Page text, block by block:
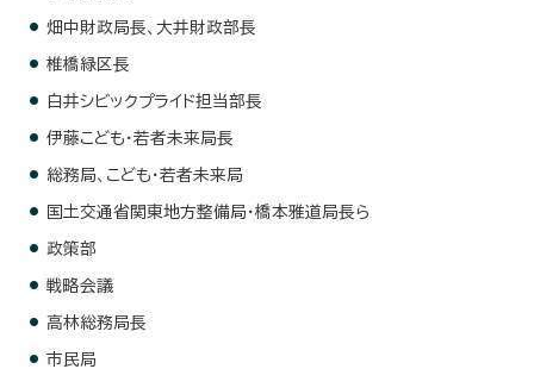
畑中財政局長、大井財政部長
椎橋緑区長
白井シビックプライド担当部長
伊藤こども・若者未来局長
総務局、こども・若者未来局
国土交通省関東地方整備局・橋本雅道局長ら
政策部
戦略会議
高林総務局長
市民局